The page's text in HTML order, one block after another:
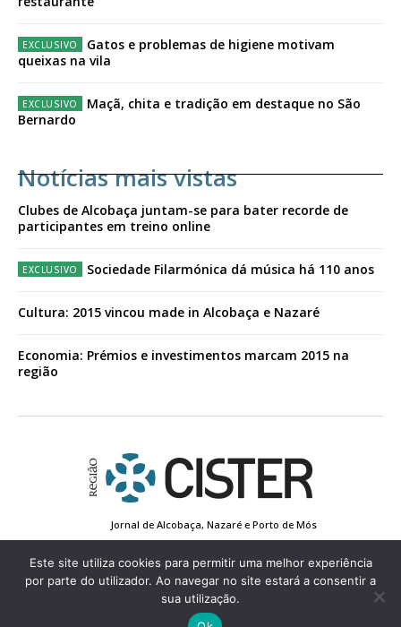
Gatos e problemas de higiene motivam
queixas na vila
Maçã, chita e tradição em destaque no São
Bernardo
Notícias mais vistas
Clubes de Alcobaça juntam-se para bater recorde de
participantes em treino online
Sociedade Filarmónica dá música há 110 anos
Cultura: 2015 vincou made in Alcobaça e Nazaré
Economia: Prémios e investimentos marcam 2015 na
região
Jornal de Alcobaça, Nazaré e Porto de Mós
Conta de Registo
Edição Impressa
© 2022 Região de Cister - Todos os direitos reservados.
Este site utiliza cookies para permitir uma melhor experiência
por parte do utilizador. Ao navegar no site estará a consentir a
sua utilização.